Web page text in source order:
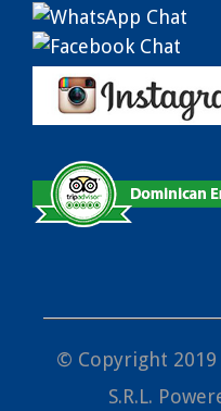
© Copyright 2019
S.R.L.